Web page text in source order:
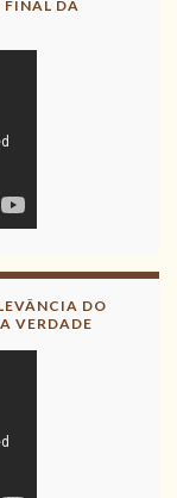
FINAL DA
DO
VERDADE